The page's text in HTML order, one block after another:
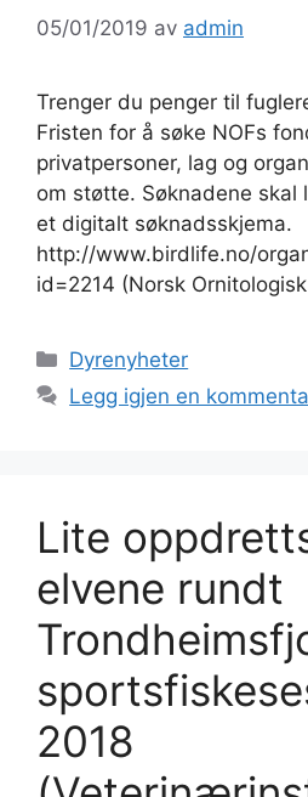
05/01/2019 av admin
Trenger du penger til
Fristen for å søke NOFs
privatpersoner, lag og
om støtte. Søknadene skal
et digitalt søknadsskjema.
http://www.birdlife.no/
id=2214 (Norsk
Kategorier
Dyrenyheter
Legg igjen en
Lite
elvene rundt
2018